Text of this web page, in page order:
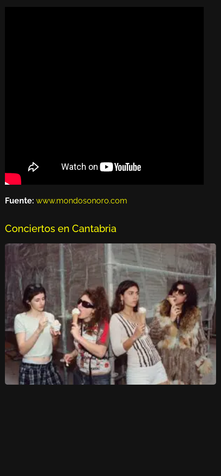
Fuente: www.mondosonoro.com
Conciertos en Cantabria